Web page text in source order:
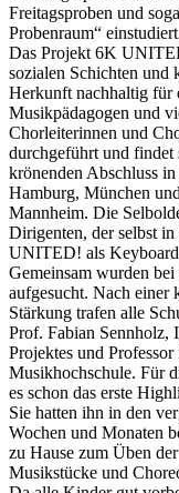
Freitagsproben und
Probenraum“
Das Projekt 6K
sozialen Schichten und
Herkunft nachhaltig für
Musikpädagogen und
Chorleiterinnen und
durchgeführt und findet
krönenden Abschluss
Hamburg, München
Mannheim. Die
Dirigenten, der selbst
UNITED! als
Gemeinsam wurden
aufgesucht. Nach einer
Stärkung trafen alle
Prof. Fabian Sennholz,
Projektes und
Musikhochschule. Für
es schon das erste
Sie hatten ihn in den
Wochen und Monaten
zu Hause zum Üben der
Musikstücke und